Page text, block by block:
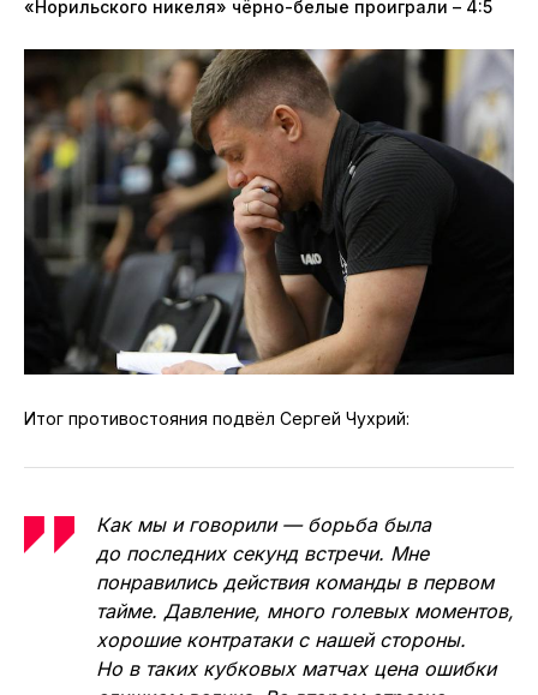
«Норильского никеля» чёрно-белые проиграли – 4:5
Итог противостояния подвёл Сергей Чухрий:
Как мы и говорили — борьба была
до последних секунд встречи. Мне
понравились действия команды в первом
тайме. Давление, много голевых моментов,
хорошие контратаки с нашей стороны.
Но в таких кубковых матчах цена ошибки